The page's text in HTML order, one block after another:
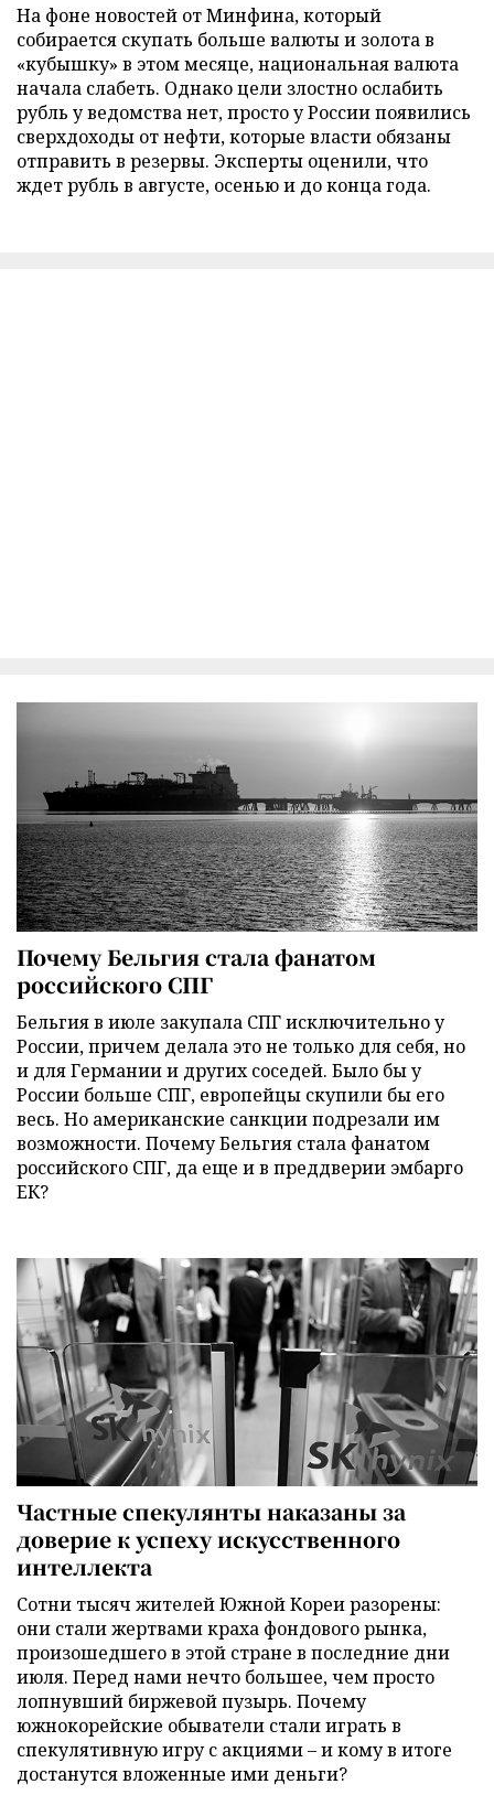
На фоне новостей от Минфина, который
собирается скупать больше валюты и золота в
«кубышку» в этом месяце, национальная валюта
начала слабеть. Однако цели злостно ослабить
рубль у ведомства нет, просто у России появились
сверхдоходы от нефти, которые власти обязаны
отправить в резервы. Эксперты оценили, что
ждет рубль в августе, осенью и до конца года.
Почему Бельгия стала фанатом
российского СПГ
Бельгия в июле закупала СПГ исключительно у
России, причем делала это не только для себя, но
и для Германии и других соседей. Было бы у
России больше СПГ, европейцы скупили бы его
весь. Но американские санкции подрезали им
возможности. Почему Бельгия стала фанатом
российского СПГ, да еще и в преддверии эмбарго
ЕК?
Частные спекулянты наказаны за
доверие к успеху искусственного
интеллекта
Сотни тысяч жителей Южной Кореи разорены:
они стали жертвами краха фондового рынка,
произошедшего в этой стране в последние дни
июля. Перед нами нечто большее, чем просто
лопнувший биржевой пузырь. Почему
южнокорейские обыватели стали играть в
спекулятивную игру с акциями – и кому в итоге
достанутся вложенные ими деньги?